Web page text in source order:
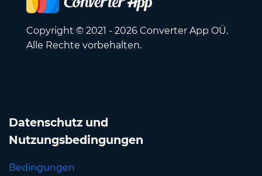
Copyright © 2021 - 2026 Converter App OÜ.
Alle Rechte vorbehalten.
Datenschutz und
Nutzungsbedingungen
Bedingungen